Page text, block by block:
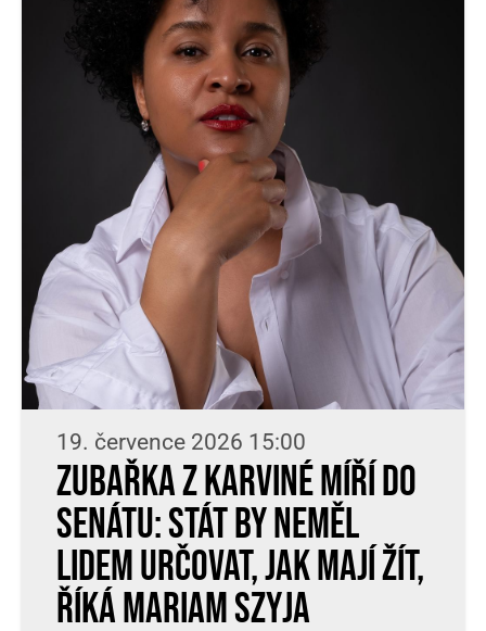
19. července 2026 15:00
Zubařka z Karviné míří do
Senátu: Stát by neměl
lidem určovat, jak mají žít,
říká Mariam Szyja